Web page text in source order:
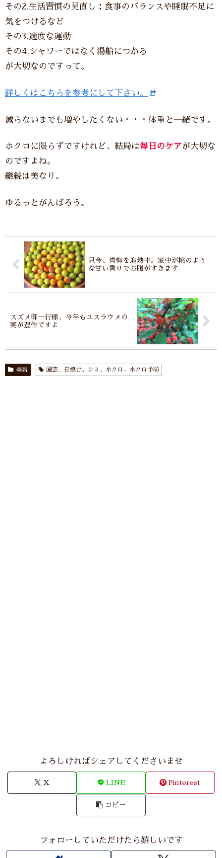
その2.生活習慣の見直し：食事のバランスや睡眠不足に
気をつけるなど
その3.適度な運動
その4.シャワーではなく湯船につかる
が大切なのですって。
詳しくはこちらを参考にして下さい。
減らないまでも増やしたくない・・・体重と一緒です。
ホクロに限らずですけれど、結局は毎日のケアが大切な
のですよね。
継続は美なり。
ゆるっとがんばろう。
只今、青梅を追熟中。家中が桃のよう
な甘い香りでお腹がすきます
スズメ御一行様、今年もユスラウメの
実が豊作ですよ
美容 園芸、日焼け、シミ、ホクロ、ホクロ予防
よろしければシェアしてくださいませ
X LINE Pinterest
コピー
フォローしていただけたら嬉しいです